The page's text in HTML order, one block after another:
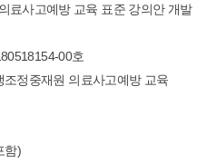
료사고예방 교육 표준 강의안 개발
00호
정중재원 의료사고예방 교육
함)